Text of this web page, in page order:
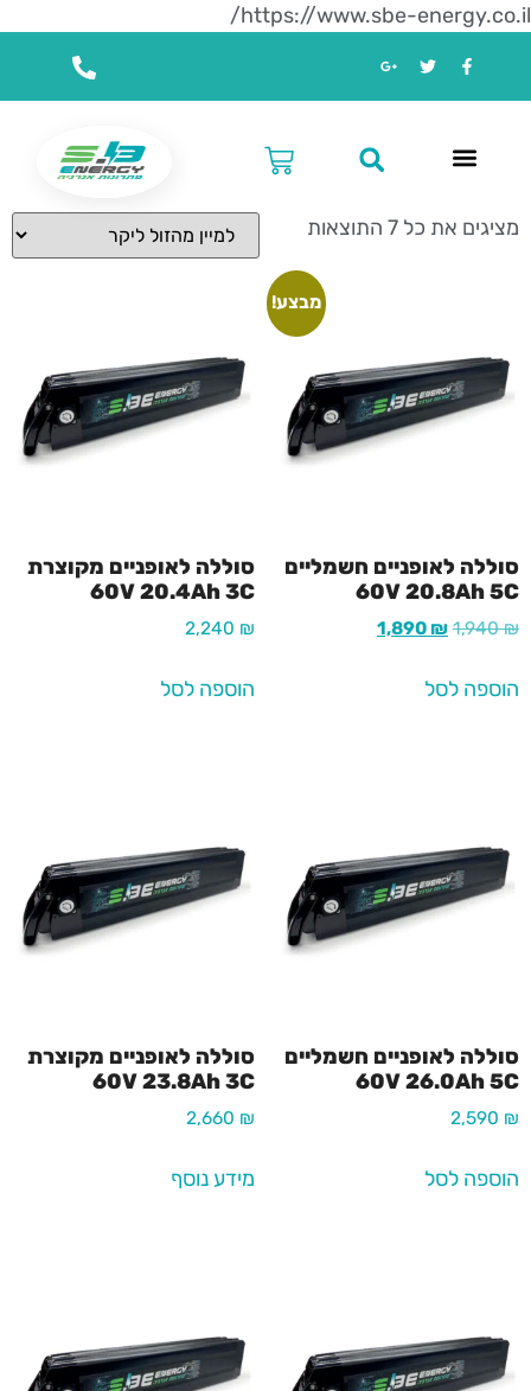
https://www.sbe-energy.co.il/
סוללות לאופניים 60V
מציגים את כל ⁦7⁩ התוצאות
מבצע!
סוללה לאופניים חשמליים
60V 20.8Ah 5C
1,940₪
1,890 ₪
הוספה לסל
סוללה לאופניים מקוצרת
60V 20.4Ah 3C
2,240 ₪
הוספה לסל
סוללה לאופניים חשמליים
60V 26.0Ah 5C
2,590 ₪
הוספה לסל
סוללה לאופניים מקוצרת
60V 23.8Ah 3C
2,660 ₪
מידע נוסף